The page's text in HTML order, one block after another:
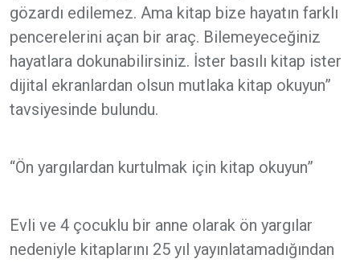
gözardı edilemez. Ama kitap bize hayatın farklı
pencerelerini açan bir araç. Bilemeyeceğiniz
hayatlara dokunabilirsiniz. İster basılı kitap ister
dijital ekranlardan olsun mutlaka kitap okuyun”
tavsiyesinde bulundu.
“Ön yargılardan kurtulmak için kitap okuyun”
Evli ve 4 çocuklu bir anne olarak ön yargılar
nedeniyle kitaplarını 25 yıl yayınlatamadığından